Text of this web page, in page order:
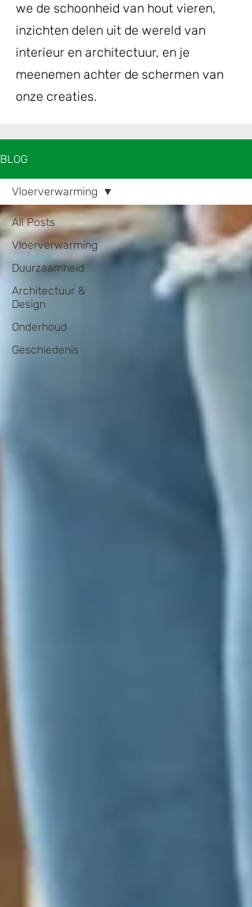
we de schoonheid van hout vieren,
inzichten delen uit de wereld van
interieur en architectuur, en je
meenemen achter de schermen van
onze creaties.
BLOG
All Posts
Vloerverwarming
Duurzaamheid
Architectuur &
Design
Onderhoud
Geschiedenis
Vloerverwarming